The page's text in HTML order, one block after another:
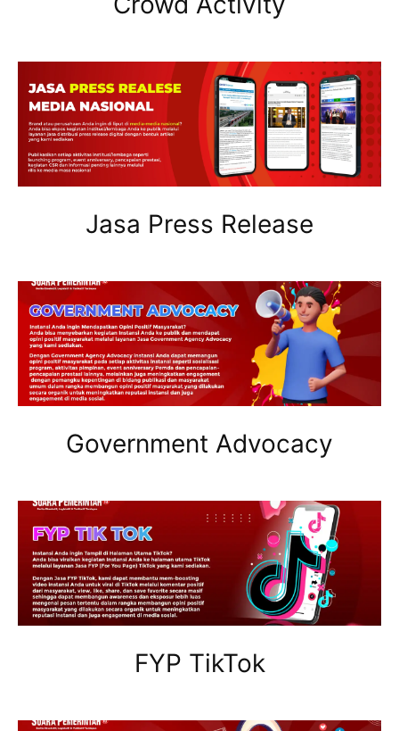
Jasa Press Release
Government Advocacy
FYP TikTok